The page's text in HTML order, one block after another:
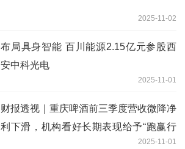
2025-11-02
布局具身智能 百川能源2.15亿元参股西
安中科光电
2025-11-01
财报透视｜重庆啤酒前三季度营收微降净
利下滑，机构看好长期表现给予“跑赢行
2025-11-01